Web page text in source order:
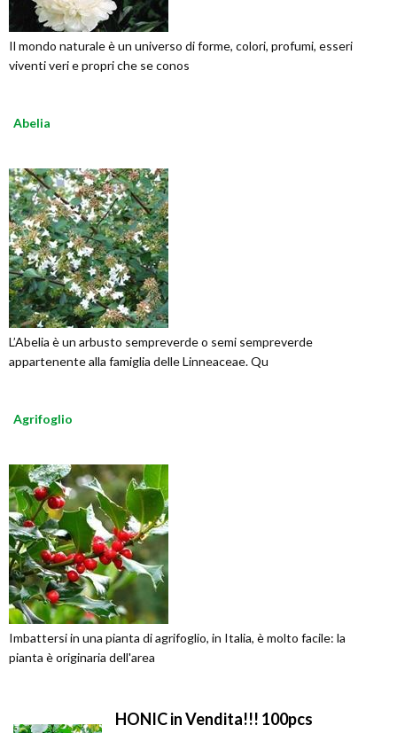
Il mondo naturale è un universo di forme, colori, profumi, esseri
viventi veri e propri che se conos
Abelia
L’Abelia è un arbusto sempreverde o semi sempreverde
appartenente alla famiglia delle Linneaceae. Qu
Agrifoglio
Imbattersi in una pianta di agrifoglio, in Italia, è molto facile: la
pianta è originaria dell'area
HONIC in Vendita!!! 100pcs